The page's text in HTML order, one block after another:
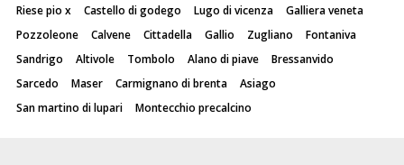
Riese pio x
Castello di godego Lugo di vicenza
Galliera veneta
Pozzoleone
Calvene Cittadella Gallio Zugliano
Fontaniva
Sandrigo
Altivole Tombolo Alano di piave
Bressanvido
Sarcedo
Maser Carmignano di brenta
Asiago
San martino di lupari
Montecchio precalcino